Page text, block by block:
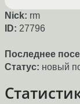
Nick: rm
ID: 27796
Последнее
Статус: новый